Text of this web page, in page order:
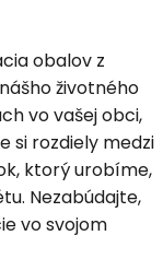
obalov z
životného
vo vašej obci,
si rozdiely medzi
ktorý urobíme,
Nezabúdajte,
vo svojom